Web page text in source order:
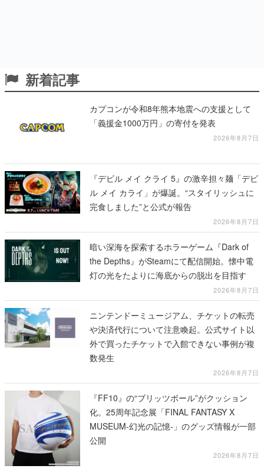
新着記事
カプコンが令和8年熊本地震への支援として
「義援金1000万円」の寄付を発表
2026年8月7日
『デビル メイ クライ 5』の激辛担々麺「デビ
ル メイ カライ」が爆誕。“スタイリッシュに
完食しました”と公式が報告
2026年8月7日
暗い深海を探索するホラーゲーム『Dark of
the Depths』がSteamにて配信開始。懐中電
灯の光をたよりに海底からの脱出を目指す
2026年8月7日
ニンテンドーミュージアム、チケットの転売
や決済代行について注意喚起。公式サイト以
外で買ったチケットで入館できない事例が複
数発生
2026年8月7日
『FF10』の“ブリッツボール”がクッション
化。25周年記念展「FINAL FANTASY X
MUSEUM-幻光の記憶-」のグッズ情報が一部
公開
2026年8月7日